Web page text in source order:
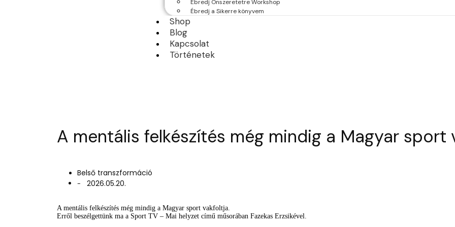
Ébredj Önszeretetre Workshop
Ébredj a Sikerre könyvem
Shop
Blog
Kapcsolat
Történetek
A mentális felkészítés még mindig a Magyar sport
Belső transzformáció
- 2026.05.20.
A mentális felkészítés még mindig a Magyar sport vakfoltja.
Erről beszélgettünk ma a Sport TV – Mai helyzet című műsorában Fazekas Erzsikével.